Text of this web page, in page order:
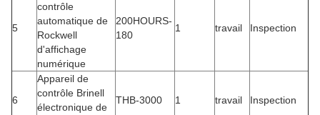
5
contrôle
automatique de
Rockwell
d'affichage
numérique
200HOURS-
180
1 travail Inspection
6
Appareil de
contrôle Brinell
électronique de
THB-3000 1 travail Inspection